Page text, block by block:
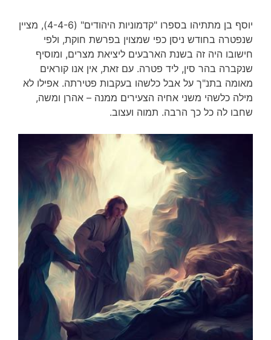
יוסף בן מתתיהו בספרו "קדמוניות היהודים" (4-4-6), מציין
שנפטרה בחודש ניסן כפי שמצוין בפרשת חוקת, ולפי
חישובו היה זה בשנת הארבעים ליציאת מצרים, ומוסיף
שנקברה בהר סין, ליד פטרה. עם זאת, אין אנו קוראים
מאומה בתנ"ך על אבל כלשהו בעקבות פטירתה. אפילו לא
מילה כלשהי משני אחיה הצעירים ממנה – אהרן ומשה,
שחבו לה כל כך הרבה. תמוה ועצוב.